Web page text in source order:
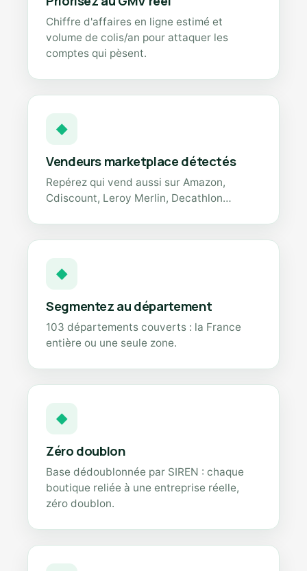
Chiffre d'affaires en ligne estimé et
volume de colis/an pour attaquer les
comptes qui pèsent.
◆
Vendeurs marketplace détectés
Repérez qui vend aussi sur Amazon,
Cdiscount, Leroy Merlin, Decathlon…
◆
Segmentez au département
103 départements couverts : la France
entière ou une seule zone.
◆
Zéro doublon
Base dédoublonnée par SIREN : chaque
boutique reliée à une entreprise réelle,
zéro doublon.